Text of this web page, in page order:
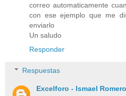
correo automaticamente
con ese ejemplo que me
enviarlo
Un saludo
Responder
Respuestas
Excelforo - Ismael Romero